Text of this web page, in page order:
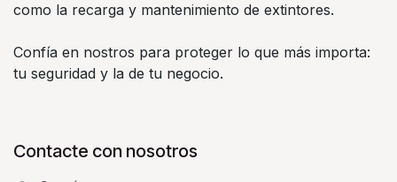
como la recarga y mantenimiento de extintores.
Confía en nostros para proteger lo que más importa:
tu seguridad y la de tu negocio.
Contacte con nosotros